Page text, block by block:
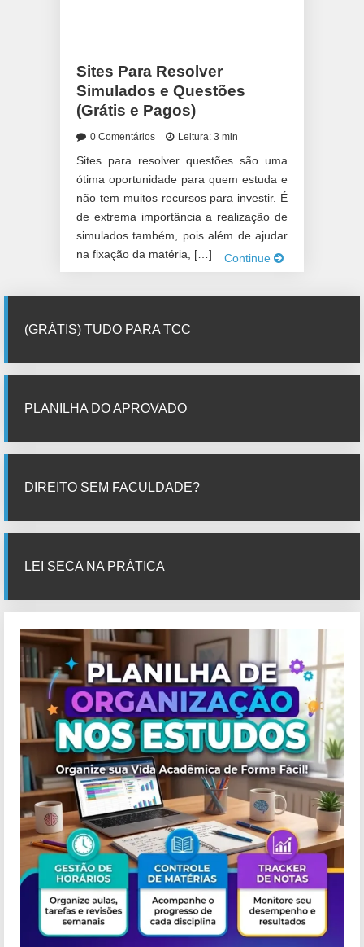
Sites Para Resolver
Simulados e Questões
(Grátis e Pagos)
0 Comentários Leitura: 3 min
Sites para resolver questões são uma
ótima oportunidade para quem estuda e
não tem muitos recursos para investir. É
de extrema importância a realização de
simulados também, pois além de ajudar
na fixação da matéria, […]
Continue
(GRÁTIS) TUDO PARA TCC
PLANILHA DO APROVADO
DIREITO SEM FACULDADE?
LEI SECA NA PRÁTICA